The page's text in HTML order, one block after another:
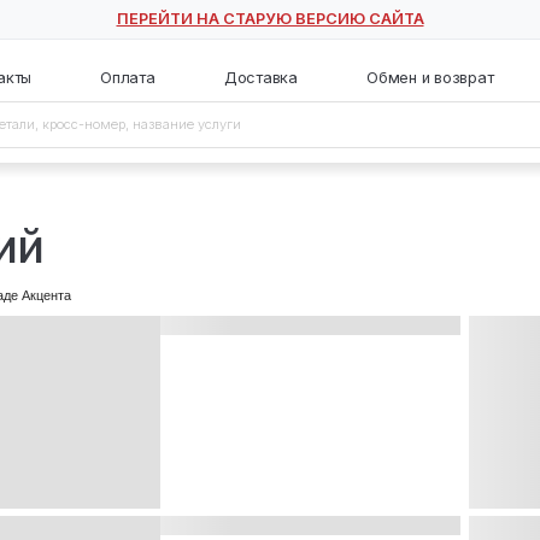
ПЕРЕЙТИ НА СТАРУЮ
Контакты Оплата Доставка